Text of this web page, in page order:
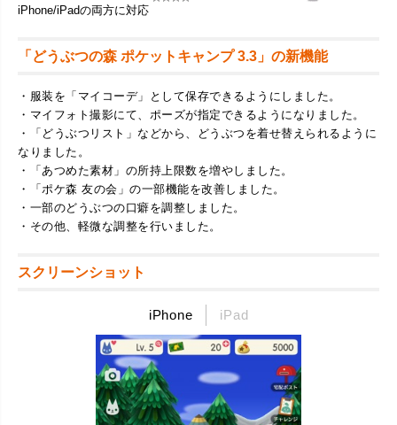
iPhone/iPadの両方に対応
「どうぶつの森 ポケットキャンプ 3.3」の新機能
・服装を「マイコーデ」として保存できるようにしました。
・マイフォト撮影にて、ポーズが指定できるようになりました。
・「どうぶつリスト」などから、どうぶつを着せ替えられるように
なりました。
・「あつめた素材」の所持上限数を増やしました。
・「ポケ森 友の会」の一部機能を改善しました。
・一部のどうぶつの口癖を調整しました。
・その他、軽微な調整を行いました。
スクリーンショット
iPhone iPad